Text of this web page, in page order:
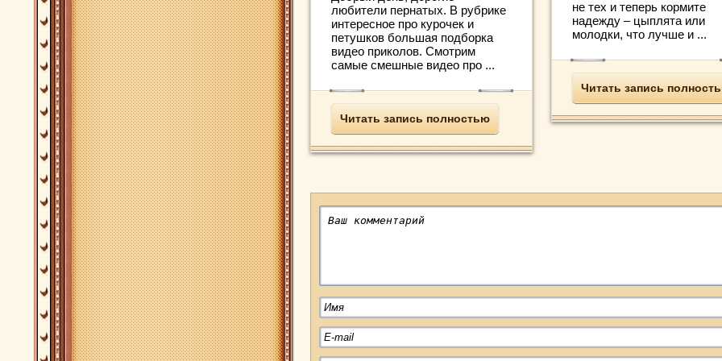
любители пернатых. В рубрике
интересное про курочек и
петушков большая подборка
видео приколов. Смотрим
самые смешные видео про ...
Читать запись полностью
не тех и теперь кормите
надежду – цыплята или
молодки, что лучше и ...
Читать запись